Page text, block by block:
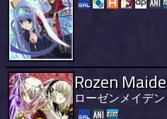
Rozen
ローゼンメイデ